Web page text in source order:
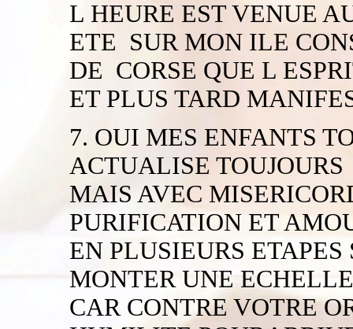
L HEURE EST VENUE
ETE SUR MON ILE
DE CORSE QUE L
ET PLUS TARD
7. OUI MES ENFANTS
ACTUALISE TOUJOURS
MAIS AVEC
PURIFICATION ET
EN PLUSIEURS
MONTER UNE ECHELLE
CAR CONTRE VOTRE